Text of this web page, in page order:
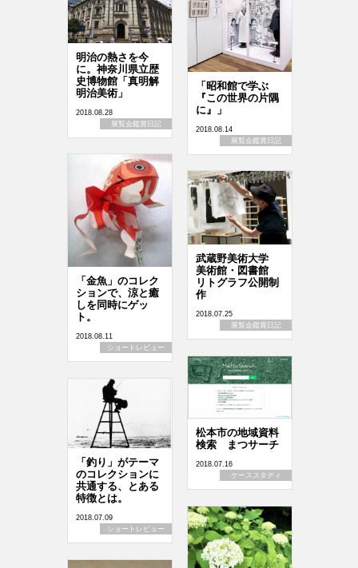
明治の熱さを今
に。神奈川県立歴
史博物館「真明解
明治美術」
2018.08.28
展覧会鑑賞日記
「昭和館で学ぶ
『この世界の片隅
に』」
2018.08.14
展覧会鑑賞日記
「金魚」のコレク
ションで、涼と癒
しを同時にゲッ
ト。
2018.08.11
ショートレビュー
武蔵野美術大学
美術館・図書館
リトグラフ公開制
作
2018.07.25
展覧会鑑賞日記
松本市の地域資料
検索 まつサーチ
2018.07.16
ケーススタディ
「釣り」がテーマ
のコレクションに
共通する、とある
特徴とは。
2018.07.09
ショートレビュー